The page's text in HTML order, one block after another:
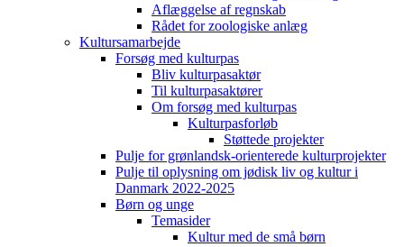
Aflæggelse af regnskab
Rådet for zoologiske anlæg
Kultursamarbejde
Forsøg med kulturpas
Bliv kulturpasaktør
Til kulturpasaktører
Om forsøg med kulturpas
Kulturpasforløb
Støttede projekter
Pulje for grønlandsk-orienterede kulturprojekter
Pulje til oplysning om jødisk liv og kultur i
Danmark 2022-2025
Børn og unge
Temasider
Kultur med de små børn